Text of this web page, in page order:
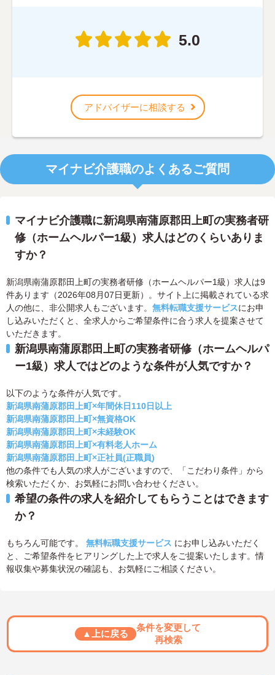
5.0
アドバイザーに相談する
マイナビ介護職のよくあるご質問
マイナビ介護職に新潟県南蒲原郡田上町の実務者研
修（ホームヘルパー1級）求人はどのくらいありま
すか？
新潟県南蒲原郡田上町の実務者研修（ホームヘルパー1級）求人は9
件あります（2026年08月07日更新）。サイト上に掲載されている求
人の他に、非公開求人もございます。 無料転職支援サービスにお申
し込みいただくと、全求人からご希望条件に合う求人を提案させて
いただきます。
新潟県南蒲原郡田上町の実務者研修（ホームヘルパ
ー1級）求人ではどのような条件が人気ですか？
以下のような条件が人気です。
新潟県南蒲原郡田上町×年間休日110日以上
新潟県南蒲原郡田上町×無資格OK
新潟県南蒲原郡田上町×未経験OK
新潟県南蒲原郡田上町×有料老人ホーム
新潟県南蒲原郡田上町×正社員(正職員)
他の条件でも人気の求人がございますので、「こだわり条件」から
検索いただくか、お気軽にお問い合わせください。
希望の条件の求人を紹介してもらうことはできます
か？
もちろん可能です。 無料転職支援サービス にお申し込みいただく
と、ご希望条件をヒアリングした上で求人をご提案いたします。情
報収集や募集状況の確認も、お気軽にご相談ください。
▲上に戻る
条件を変更して
再検索